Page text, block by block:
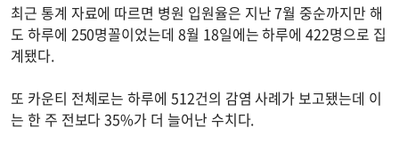
최근 통계 자료에 따르면 병원 입원율은 지난 7월 중순까지만 해
도 하루에 250명꼴이었는데 8월 18일에는 하루에 422명으로 집
계됐다.
또 카운티 전체로는 하루에 512건의 감염 사례가 보고됐는데 이
는 한 주 전보다 35%가 더 늘어난 수치다.